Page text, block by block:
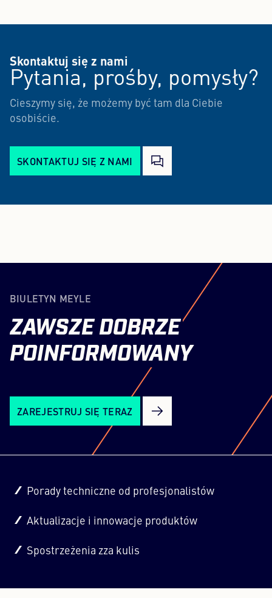
Skontaktuj się z nami
Pytania, prośby, pomysły?
Cieszymy się, że możemy być tam dla Ciebie
osobiście.
SKONTAKTUJ SIĘ Z NAMI
BIULETYN MEYLE
ZAWSZE DOBRZE
POINFORMOWANY
ZAREJESTRUJ SIĘ TERAZ
Porady techniczne od profesjonalistów
Aktualizacje i innowacje produktów
Spostrzeżenia zza kulis